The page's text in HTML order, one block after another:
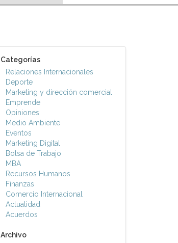
Categorías
Relaciones Internacionales
Deporte
Marketing y dirección comercial
Emprende
Opiniones
Medio Ambiente
Eventos
Marketing Digital
Bolsa de Trabajo
MBA
Recursos Humanos
Finanzas
Comercio Internacional
Actualidad
Acuerdos
Archivo